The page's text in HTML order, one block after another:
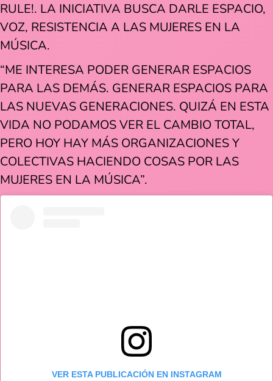
RULE!. LA INICIATIVA BUSCA DARLE ESPACIO,
VOZ, RESISTENCIA A LAS MUJERES EN LA
MÚSICA.
“ME INTERESA PODER GENERAR ESPACIOS
PARA LAS DEMÁS. GENERAR ESPACIOS PARA
LAS NUEVAS GENERACIONES. QUIZÁ EN ESTA
VIDA NO PODAMOS VER EL CAMBIO TOTAL,
PERO HOY HAY MÁS ORGANIZACIONES Y
COLECTIVAS HACIENDO COSAS POR LAS
MUJERES EN LA MÚSICA”.
VER ESTA PUBLICACIÓN EN INSTAGRAM